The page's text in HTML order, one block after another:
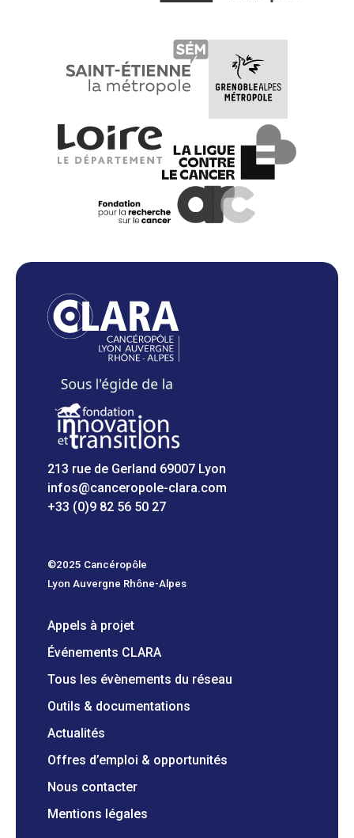
213 rue de Gerland 69007 Lyon
infos@canceropole-clara.com
+33 (0)9 82 56 50 27
©2025 Cancéropôle
Lyon Auvergne Rhône-Alpes
Appels à projet
Événements CLARA
Tous les évènements du réseau
Outils & documentations
Actualités
Offres d’emploi & opportunités
Nous contacter
Mentions légales